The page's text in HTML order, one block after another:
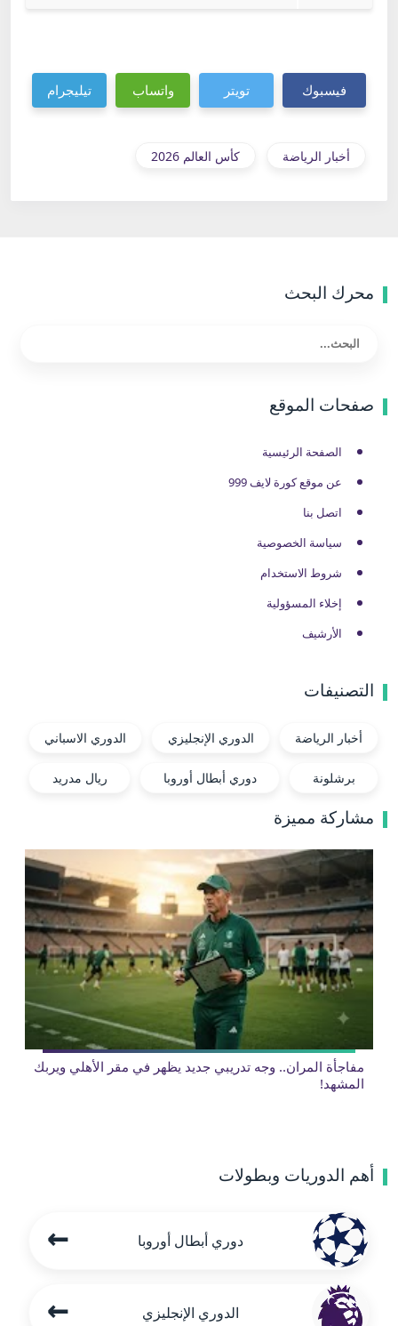
فيسبوك تويتر واتساب تيليجرام
أخبار الرياضة كأس العالم 2026
محرك البحث
صفحات الموقع
الصفحة الرئيسية
عن موقع كورة لايف 999
اتصل بنا
سياسة الخصوصية
شروط الاستخدام
إخلاء المسؤولية
الأرشيف
التصنيفات
أخبار الرياضة الدوري الإنجليزي الدوري الاسباني
برشلونة دوري أبطال أوروبا ريال مدريد
مشاركة مميزة
مفاجأة المران.. وجه تدريبي جديد يظهر في مقر الأهلي ويربك
المشهد!
أهم الدوريات وبطولات
دوري أبطال أوروبا ←
الدوري الإنجليزي ←